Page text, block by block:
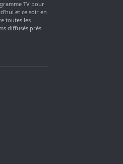
TV pour
et ce soir en
toutes les
diffusés près